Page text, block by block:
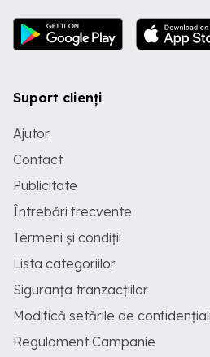
Suport clienți
Ajutor
Contact
Publicitate
Întrebări frecvente
Termeni și condiții
Lista categoriilor
Siguranța tranzacțiilor
Modifică setările de
Regulament Campanie